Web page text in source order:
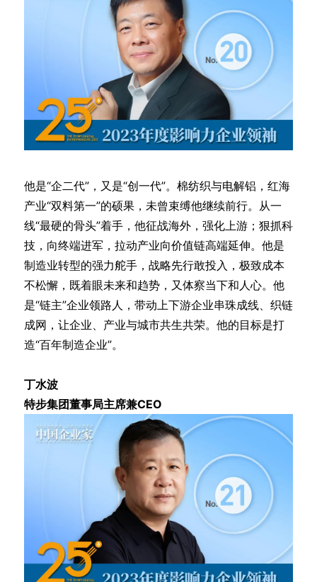
他是“企二代”，又是“创一代”。棉纺织与电解铝，红海
产业“双料第一”的硕果，未曾束缚他继续前行。从一
线“最硬的骨头”着手，他征战海外，强化上游；狠抓科
技，向终端进军，拉动产业向价值链高端延伸。他是
制造业转型的强力舵手，战略先行敢投入，极致成本
不松懈，既着眼未来和趋势，又体察当下和人心。他
是“链主”企业领路人，带动上下游企业串珠成线、织链
成网，让企业、产业与城市共生共荣。他的目标是打
造“百年制造企业”。
丁水波
特步集团董事局主席兼CEO